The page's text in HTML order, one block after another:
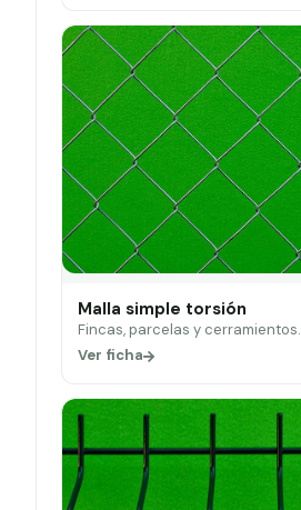
Malla simple torsión
Fincas, parcelas y cerramientos.
Ver ficha